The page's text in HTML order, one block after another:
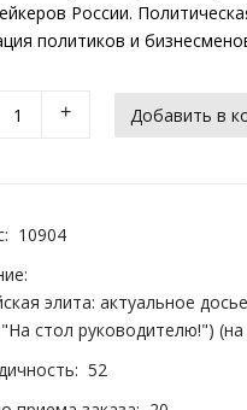
России.
политиков и
+
10904
элита: актуальное
стол руководителю!") (на
52